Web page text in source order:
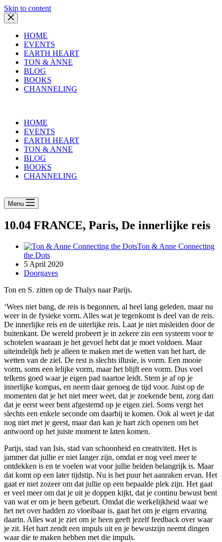
Skip to content
HOME
EVENTS
EARTH HEART
TON & ANNE
BLOG
BOOKS
CHANNELING
HOME
EVENTS
EARTH HEART
TON & ANNE
BLOG
BOOKS
CHANNELING
Menu
10.04 FRANCE, Paris, De innerlijke reis
Ton & Anne Connecting
the Dots
5 April 2020
Doorgaves
Ton en S. zitten op de Thalys naar Parijs.
‘Wees niet bang, de reis is begonnen, al heel lang geleden, maar nu
weer in de fysieke vorm. Alles wat je tegenkomt is deel van de reis.
De innerlijke reis en de uiterlijke reis. Laat je niet misleiden door de
buitenkant. De wereld probeert je in zekere zin een systeem voor te
schotelen waaraan je het gevoel hebt dat je moet voldoen. Maar
uiteindelijk heb je alleen te maken met de wetten van het hart, de
wetten van de ziel. De rest is slechts illusie, is vorm. Een mooie
vorm, soms een lelijke vorm, maar het blijft een vorm. Dus voel
telkens goed waar je eigen pad naartoe leidt. Stem je af op je
innerlijke kompas, en neem daar genoeg de tijd voor. Juist op de
momenten dat je het niet meer weet, dat je zoekende bent, zorg dan
dat je eerst weer bent afgestemd op je eigen ziel. Soms vergt het
slechts een enkele seconde om daarbij te komen. Ook al weet je dat
nog niet met je geest, maar dan kan je hart zich openen om het
antwoord op het juiste moment te laten komen.
Parijs, stad van Isis, stad van schoonheid en creativiteit. Het is
jammer dat jullie er niet langer zijn, omdat er nog veel meer te
ontdekken is en te voelen wat voor jullie beiden belangrijk is. Maar
dat komt op een later tijdstip. Nu is het puur het aanraken ervan. Het
gaat er niet zozeer om dat jullie op een bepaalde plek zijn. Het gaat
er veel meer om dat je uit je doppen kijkt, dat je continu bewust bent
van wat er om je heen gebeurt. Omdat die werkelijkheid waar we
het net over hadden zo vloeibaar is, gaat het om je eigen ervaring
daarin. Alles wat je ziet om je heen geeft jezelf feedback over waar
je zit. Het hart zendt een impuls uit en je bewustzijn neemt dingen
waar die te maken hebben met die impuls.